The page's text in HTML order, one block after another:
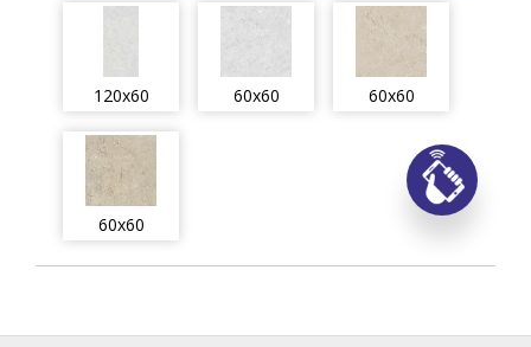
120x60 60x60 60x60
60x60